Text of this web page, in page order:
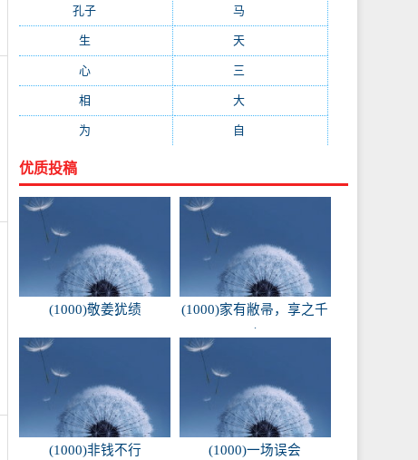
孔子 马
生 天
心(85) 三
相 大
为 自
优质投稿
(1000)敬姜犹绩
(1000)家有敝帚，享之千
金
(1000)非钱不行 (1000)一场误会